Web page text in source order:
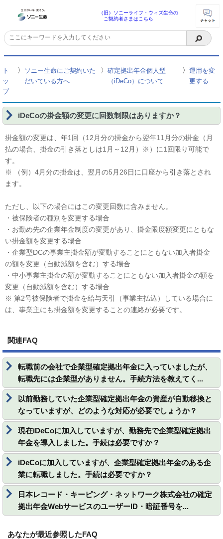
（旧）ソニーライフ・ウィズ生命の
ご契約者さまはこちら
ト
ッ
プ
〉
ソニー生命にご契約いた
だいている方へ
〉 確定拠出年金個人型
（iDeCo）について
〉運用を変
更する
iDeCoの掛金額の変更に回数制限はありますか？
掛金額の変更は、年1回（12月分の掛金から翌年11月分の掛金（月
払の場合、掛金の引き落としは1月～12月）※）に1回限り可能で
す。
※ （例）4月分の掛金は、翌月の5月26日に口座から引き落とされ
ます。
ただし、以下の場合にはこの変更回数に含みません。
・被保険者の種別を変更する場合
・お勤め先の企業年金制度の変更があり、掛金限度額変更にともな
い掛金額を変更する場合
・企業型DCの事業主掛金額が変動することにともない加入者掛金
の額を変更（自動減額を含む）する場合
・中小事業主掛金の額が変動することにともない加入者掛金の額を
変更（自動減額を含む）する場合
※ 第2号被保険者で掛金を給与天引（事業主払込）している場合に
は、事業主にも掛金額を変更することの連絡が必要です。
関連FAQ
転職前の会社で企業型確定拠出年金に入っていましたが、
転職先には企業型がありません。手続方法を教えてく...
以前勤務していた企業型確定拠出年金の資産が自動移換と
なっていますが、どのような対応が必要でしょうか？
現在iDeCoに加入していますが、勤務先で企業型確定拠出
年金を導入しました。手続は必要ですか？
iDeCoに加入していますが、企業型確定拠出年金のある企
業に転職しました。手続は必要ですか？
日本レコード・キーピング・ネットワーク株式会社の確定
拠出年金WebサービスのユーザーID・暗証番号を...
あなたが最近参照したFAQ